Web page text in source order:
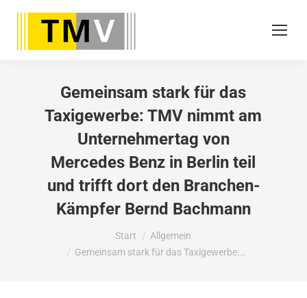
Gemeinsam stark für das
Taxigewerbe: TMV nimmt am
Unternehmertag von
Mercedes Benz in Berlin teil
und trifft dort den Branchen-
Kämpfer Bernd Bachmann
Sie befinden sich hier:
Start
Allgemein
Gemeinsam stark für das Taxigewerbe:…